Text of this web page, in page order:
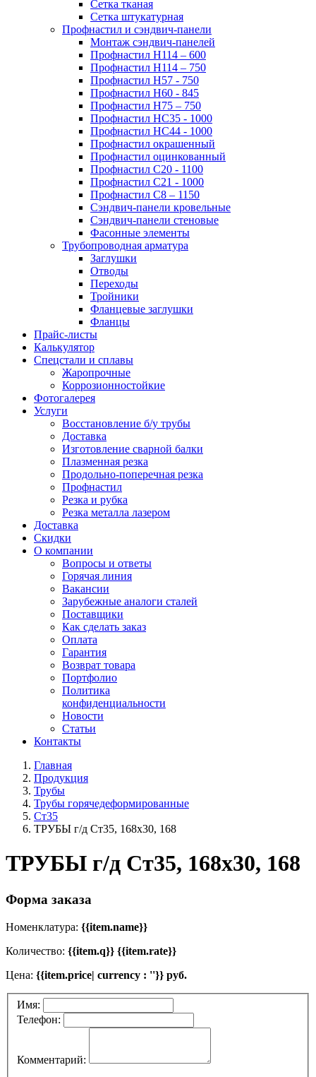
Сетка тканая
Сетка штукатурная
Профнастил и сэндвич-панели
Монтаж сэндвич-панелей
Профнастил Н114 – 600
Профнастил Н114 – 750
Профнастил Н57 - 750
Профнастил Н60 - 845
Профнастил Н75 – 750
Профнастил НС35 - 1000
Профнастил НС44 - 1000
Профнастил окрашенный
Профнастил оцинкованный
Профнастил С20 - 1100
Профнастил С21 - 1000
Профнастил С8 – 1150
Сэндвич-панели кровельные
Сэндвич-панели стеновые
Фасонные элементы
Трубопроводная арматура
Заглушки
Отводы
Переходы
Тройники
Фланцевые заглушки
Фланцы
Прайс-листы
Калькулятор
Спецстали и сплавы
Жаропрочные
Коррозионностойкие
Фотогалерея
Услуги
Восстановление б/у трубы
Доставка
Изготовление сварной балки
Плазменная резка
Продольно-поперечная резка
Профнастил
Резка и рубка
Резка металла лазером
Доставка
Скидки
О компании
Вопросы и ответы
Горячая линия
Вакансии
Зарубежные аналоги сталей
Поставщики
Как сделать заказ
Оплата
Гарантия
Возврат товара
Портфолио
Политика
конфиденциальности
Новости
Статьи
Контакты
Главная
Продукция
Трубы
Трубы горячедеформированные
Ст35
ТРУБЫ г/д Ст35, 168х30, 168
ТРУБЫ г/д Ст35, 168х30, 168
Форма заказа
Номенклатура: {{item.name}}
Количество: {{item.q}} {{item.rate}}
Цена: {{item.price| currency : ''}} руб.
Имя:
Телефон:
Комментарий: